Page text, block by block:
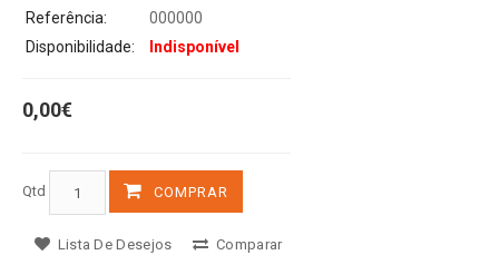
Referência:
000000
Disponibilidade:
Indisponível
0,00€
Qtd COMPRAR
Lista De Desejos Comparar